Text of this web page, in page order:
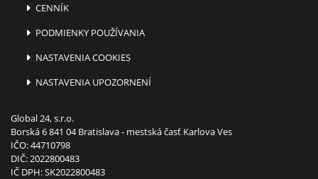
CENNÍK
PODMIENKY POUŽÍVANIA
NASTAVENIA COOKIES
NASTAVENIA UPOZORNENÍ
Global 24, s.r.o.
Borská 6 841 04 Bratislava - mestská časť Karlova Ves
IČO: 44710798
DIČ: 2022800483
IČ DPH: SK2022800483